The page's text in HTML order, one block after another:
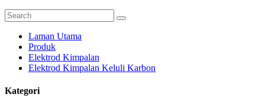
Laman Utama
Produk
Elektrod Kimpalan
Elektrod Kimpalan Keluli Karbon
Kategori